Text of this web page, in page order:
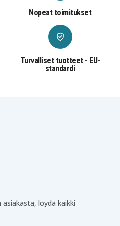
Nopeat toimitukset
Turvalliset tuotteet - EU-
standardi
löydä kaikki